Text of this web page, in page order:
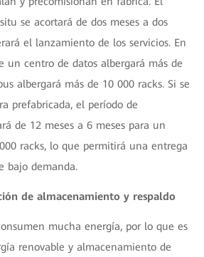
se acortará de dos meses a dos
el lanzamiento de los servicios. En
un centro de datos albergará más de
albergará más de 10 000 racks. Si se
prefabricada, el período de
de 12 meses a 6 meses para un
racks, lo que permitirá una entrega
bajo demanda.
de almacenamiento y respaldo
mucha energía, por lo que es
renovable y almacenamiento de